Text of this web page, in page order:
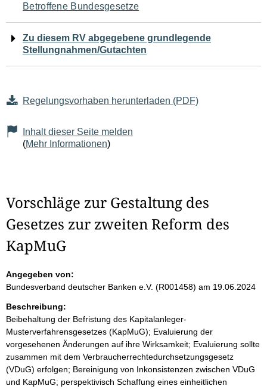
Betroffene Bundesgesetze
Zu diesem RV abgegebene grundlegende
Stellungnahmen/Gutachten
Regelungsvorhaben herunterladen (PDF)
Inhalt dieser Seite melden
(Mehr Informationen)
Vorschläge zur Gestaltung des
Gesetzes zur zweiten Reform des
KapMuG
Angegeben von:
Bundesverband deutscher Banken e.V. (R001458) am 19.06.2024
Beschreibung:
Beibehaltung der Befristung des Kapitalanleger-
Musterverfahrensgesetzes (KapMuG); Evaluierung der
vorgesehenen Änderungen auf ihre Wirksamkeit; Evaluierung sollte
zusammen mit dem Verbraucherrechtedurchsetzungsgesetz
(VDuG) erfolgen; Bereinigung von Inkonsistenzen zwischen VDuG
und KapMuG; perspektivisch Schaffung eines einheitlichen